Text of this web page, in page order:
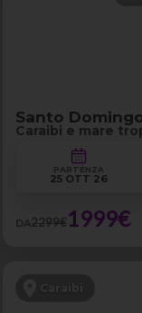
Santo
Caraibi e mare
PARTENZA
25 OTT 26
DA2299€1999€
Caraibi